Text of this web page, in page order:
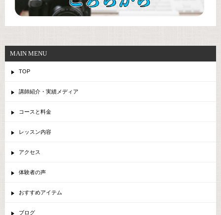
MAIN MENU
TOP
講師紹介・実績メディア
コースと料金
レッスン内容
アクセス
体験者の声
おすすめアイテム
ブログ